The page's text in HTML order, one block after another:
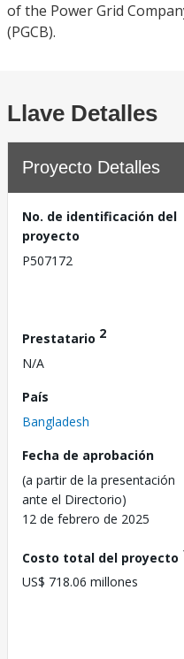
of the Power Grid
(PGCB).
Llave Detalles
Proyecto Detalles
No. de identificación del
proyecto
P507172
Prestatario 2
N/A
País
Bangladesh
Fecha de aprobación
(a partir de la presentación
ante el Directorio)
12 de febrero de 2025
Costo total del proyecto
US$ 718.06 millones